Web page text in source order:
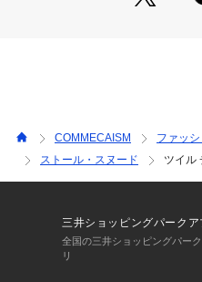
シルクのような滑らかさと優
デリケートな素材なので、
着脱時のアクセサリー等には
水や汗等で濡れた場合は摩擦
洗濯方法：ドライクリーニング
COMMECAISM ファッ
ストール・スヌード
ツイル
三井ショッピングパークア
全国の三井ショッピングパー
リ